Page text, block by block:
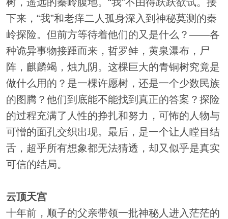
下来，“我”和老痒二人孤身深入到神秘莫测的秦
岭探险。但前方等待着他们的又是什么？——各
种诡异事物接踵而来，哲罗鲑，黄泉瀑布，尸
阵，麒麟竭，烛九阴。这棵巨大的青铜树究竟是
做什么用的？是一棵许愿树，还是一个少数民族
的图腾？他们到底能不能找到真正的答案？探险
的过程充满了人性的挣扎和努力，可怖的人物与
可憎的面孔交织出现。最后，是一个让人瞠目结
舌，超乎所有想象都无法猜透，却又似乎是真实
可信的结局。
云顶天宫
十年前，顺子的父亲带领一批神秘人进入茫茫的